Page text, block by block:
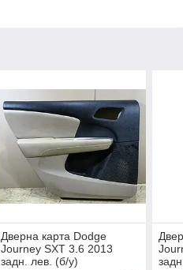
Дверна карта Dodge
Journey SXT 3.6 2013
задн. лев. (б/у)